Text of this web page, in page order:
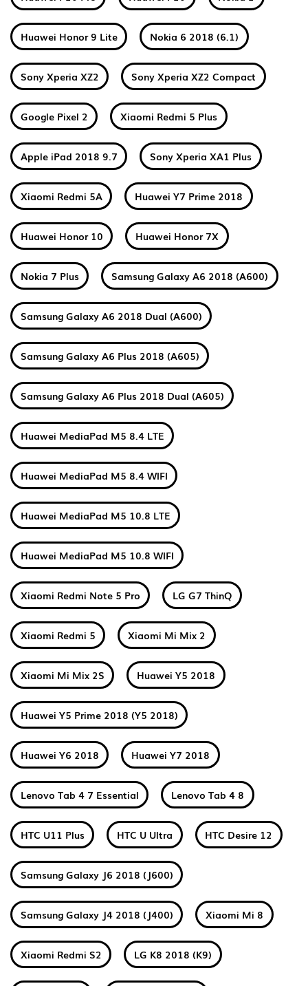
Huawei Honor 9 Lite Nokia 6 2018 (6.1)
Sony Xperia XZ2 Sony Xperia XZ2 Compact
Google Pixel 2 Xiaomi Redmi 5 Plus
Apple iPad 2018 9.7 Sony Xperia XA1 Plus
Xiaomi Redmi 5A Huawei Y7 Prime 2018
Huawei Honor 10 Huawei Honor 7X
Nokia 7 Plus Samsung Galaxy A6 2018 (A600)
Samsung Galaxy A6 2018 Dual (A600)
Samsung Galaxy A6 Plus 2018 (A605)
Samsung Galaxy A6 Plus 2018 Dual (A605)
Huawei MediaPad M5 8.4 LTE
Huawei MediaPad M5 8.4 WIFI
Huawei MediaPad M5 10.8 LTE
Huawei MediaPad M5 10.8 WIFI
Xiaomi Redmi Note 5 Pro LG G7 ThinQ
Xiaomi Redmi 5 Xiaomi Mi Mix 2
Xiaomi Mi Mix 2S Huawei Y5 2018
Huawei Y5 Prime 2018 (Y5 2018)
Huawei Y6 2018 Huawei Y7 2018
Lenovo Tab 4 7 Essential Lenovo Tab 4 8
HTC U11 Plus HTC U Ultra HTC Desire 12
Samsung Galaxy J6 2018 (J600)
Samsung Galaxy J4 2018 (J400) Xiaomi Mi 8
Xiaomi Redmi S2 LG K8 2018 (K9)